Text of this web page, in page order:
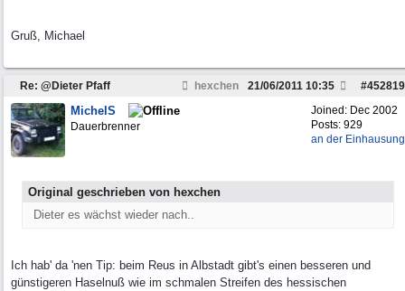
Gruß, Michael
Re: @Dieter Pfaff hexchen #452819
21/06/2011 10:35
Joined: Dec 2002
Posts: 929
an der Einhausung
MichelS
Dauerbrenner
Original geschrieben von hexchen
Dieter es wächst wieder nach..
Ich hab' da 'nen Tip: beim Reus in Albstadt gibt's einen besseren und
günstigeren Haselnuß wie im schmalen Streifen des hessischen